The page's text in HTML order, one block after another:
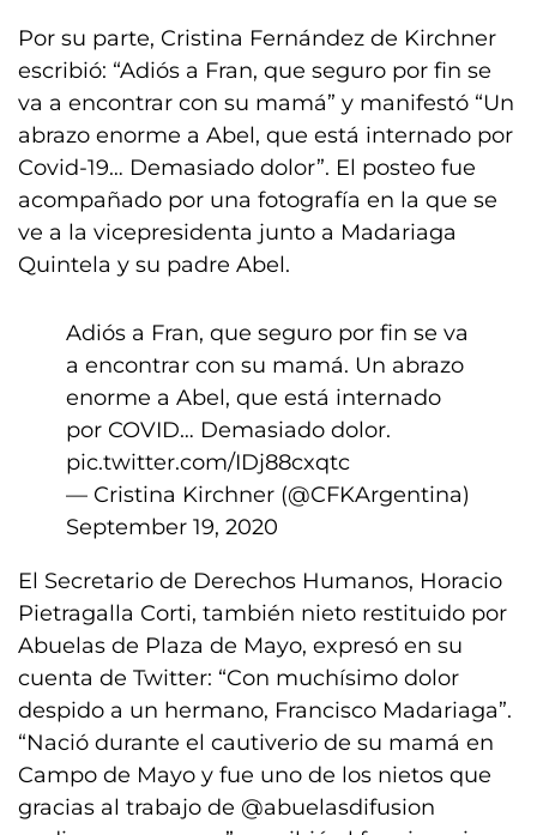
Por su parte, Cristina Fernández de Kirchner
escribió: “Adiós a Fran, que seguro por fin se
va a encontrar con su mamá” y manifestó “Un
abrazo enorme a Abel, que está internado por
Covid-19… Demasiado dolor”. El posteo fue
acompañado por una fotografía en la que se
ve a la vicepresidenta junto a Madariaga
Quintela y su padre Abel.
Adiós a Fran, que seguro por fin se va
a encontrar con su mamá. Un abrazo
enorme a Abel, que está internado
por COVID… Demasiado dolor.
pic.twitter.com/IDj88cxqtc
— Cristina Kirchner (@CFKArgentina)
September 19, 2020
El Secretario de Derechos Humanos, Horacio
Pietragalla Corti, también nieto restituido por
Abuelas de Plaza de Mayo, expresó en su
cuenta de Twitter: “Con muchísimo dolor
despido a un hermano, Francisco Madariaga”.
“Nació durante el cautiverio de su mamá en
Campo de Mayo y fue uno de los nietos que
gracias al trabajo de @abuelasdifusion